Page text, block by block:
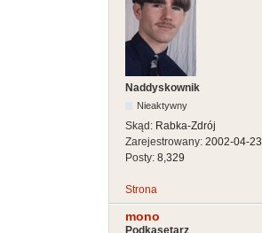
Naddyskownik
Nieaktywny
Skąd: Rabka-Zdrój
Zarejestrowany: 2002-04-23
Posty: 8,329
Strona
mono
Podkasetarz